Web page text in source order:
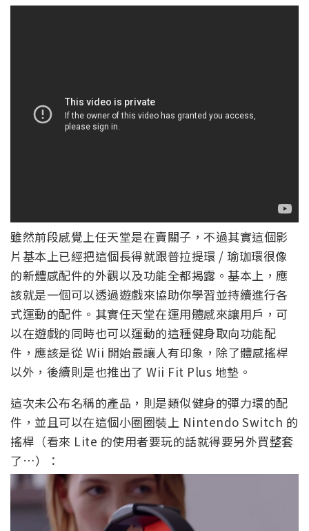
雖然前段感覺上任天堂是在賣關子，不過其實這個影
片基本上已經把這個長得就跟普拉提環 / 瑜珈環很像
的新體感配件的外觀以及功能全都揭露。基本上，應
該就是一個可以透過遊戲來協助你學習並持續進行各
式運動的配件。其實任天堂在運用體感來讓用戶，可
以在遊戲的同時也可以運動的這種健身取向功能配
件，應該是從 Wii 開始最讓人有印象，除了體感搖桿
以外，後續則是也推出了 Wii Fit Plus 地墊。
這次未公布名稱的產品，則是類似健身的彈力環的配
件，並且可以在這個小圈圈裝上 Nintendo Switch 的
搖桿（看來 Lite 的使用者要玩的話就得要另外買整套
了…）：